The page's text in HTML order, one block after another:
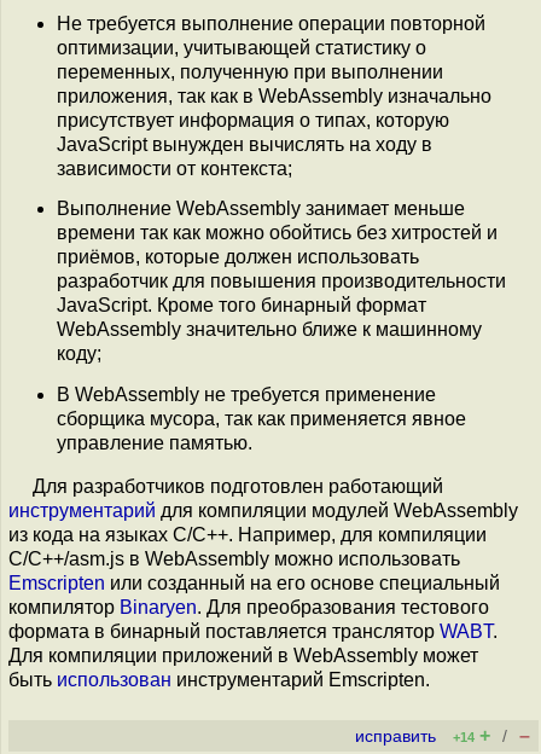
Не требуется выполнение операции повторной
оптимизации, учитывающей статистику о
переменных, полученную при выполнении
приложения, так как в WebAssembly изначально
присутствует информация о типах, которую
JavaScript вынужден вычислять на ходу в
зависимости от контекста;
Выполнение WebAssembly занимает меньше
времени так как можно обойтись без хитростей и
приёмов, которые должен использовать
разработчик для повышения производительности
JavaScript. Кроме того бинарный формат
WebAssembly значительно ближе к машинному
коду;
В WebAssembly не требуется применение
сборщика мусора, так как применяется явное
управление памятью.
Для разработчиков подготовлен работающий
инструментарий для компиляции модулей WebAssembly
из кода на языках C/C++. Например, для компиляции
С/C++/asm.js в WebAssembly можно использовать
Emscripten или созданный на его основе специальный
компилятор Binaryen. Для преобразования тестового
формата в бинарный поставляется транслятор WABT.
Для компиляции приложений в WebAssembly может
быть использован инструментарий Emscripten.
исправить +14 + / –